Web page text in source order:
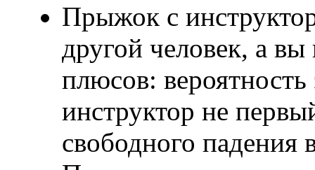
Прыжок с
другой человек, а
плюсов:
инструктор не
свободного падения